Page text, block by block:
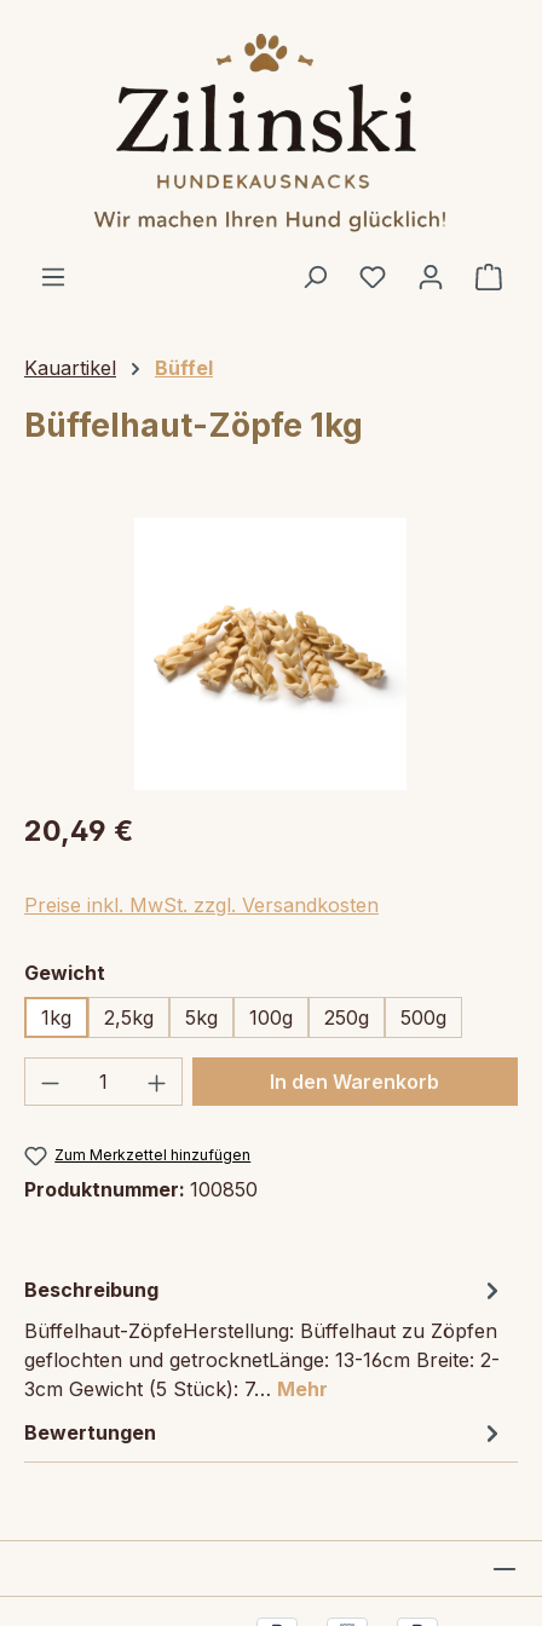
Kauartikel Büffel
Büffelhaut-Zöpfe 1kg
20,49 €
Preise inkl. MwSt. zzgl. Versandkosten
Gewicht
1kg
2,5kg 5kg 100g 250g 500g
Produkt Anzahl: Gib denIn den Warenkorb
Zum Merkzettel hinzufügen
Produktnummer: 100850
Beschreibung
Büffelhaut-ZöpfeHerstellung: Büffelhaut zu Zöpfen
geflochten und getrocknetLänge: 13-16cm Breite: 2-
3cm Gewicht (5 Stück): 7… Mehr
Bewertungen